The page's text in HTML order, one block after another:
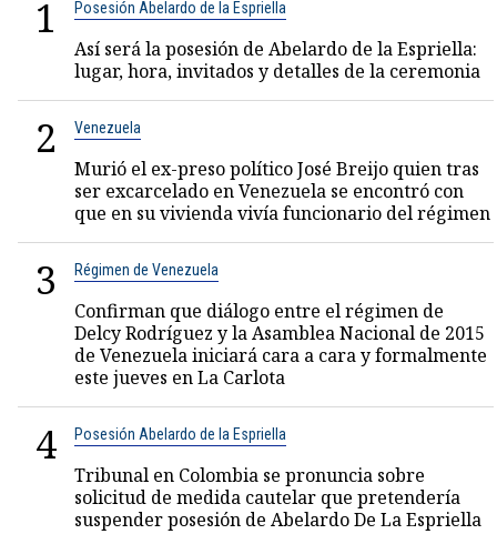
1 Posesión Abelardo de la Espriella
Así será la posesión de Abelardo de la Espriella:
lugar, hora, invitados y detalles de la ceremonia
2 Venezuela
Murió el ex-preso político José Breijo quien tras
ser excarcelado en Venezuela se encontró con
que en su vivienda vivía funcionario del régimen
3 Régimen de Venezuela
Confirman que diálogo entre el régimen de
Delcy Rodríguez y la Asamblea Nacional de 2015
de Venezuela iniciará cara a cara y formalmente
este jueves en La Carlota
4 Posesión Abelardo de la Espriella
Tribunal en Colombia se pronuncia sobre
solicitud de medida cautelar que pretendería
suspender posesión de Abelardo De La Espriella